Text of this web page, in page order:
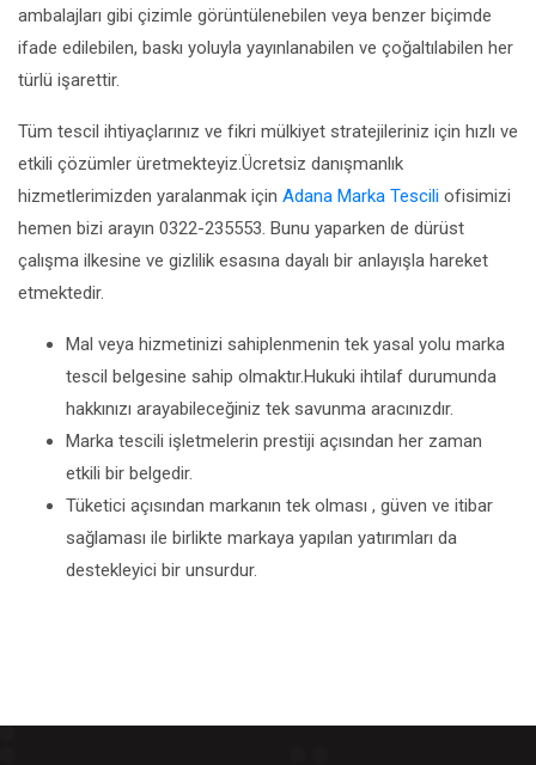
ambalajları gibi çizimle görüntülenebilen veya benzer biçimde
ifade edilebilen, baskı yoluyla yayınlanabilen ve çoğaltılabilen her
türlü işarettir.
Tüm tescil ihtiyaçlarınız ve fikri mülkiyet stratejileriniz için hızlı ve
etkili çözümler üretmekteyiz.Ücretsiz danışmanlık
hizmetlerimizden yaralanmak için Adana Marka Tescili ofisimizi
hemen bizi arayın 0322-235553. Bunu yaparken de dürüst
çalışma ilkesine ve gizlilik esasına dayalı bir anlayışla hareket
etmektedir.
Mal veya hizmetinizi sahiplenmenin tek yasal yolu marka
tescil belgesine sahip olmaktır.Hukuki ihtilaf durumunda
hakkınızı arayabileceğiniz tek savunma aracınızdır.
Marka tescili işletmelerin prestiji açısından her zaman
etkili bir belgedir.
Tüketici açısından markanın tek olması , güven ve itibar
sağlaması ile birlikte markaya yapılan yatırımları da
destekleyici bir unsurdur.